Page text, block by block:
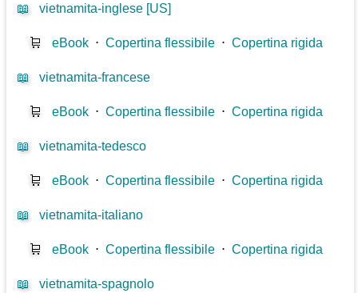
📖 vietnamita-inglese [US]
🛒 eBook ⋅Copertina flessibile ⋅Copertina rigida
📖 vietnamita-francese
🛒 eBook ⋅Copertina flessibile ⋅Copertina rigida
📖 vietnamita-tedesco
🛒 eBook ⋅Copertina flessibile ⋅Copertina rigida
📖 vietnamita-italiano
🛒 eBook ⋅Copertina flessibile ⋅Copertina rigida
📖 vietnamita-spagnolo